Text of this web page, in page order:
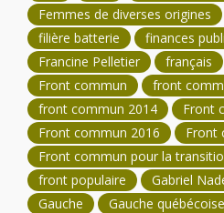
Femmes de diverses origines
filière batterie
finances
Francine Pelletier
français
Front commun
front
front commun 2014
Front
Front commun 2016
Front
Front commun pour la
front populaire
Gabriel
Gauche
Gauche québécoise